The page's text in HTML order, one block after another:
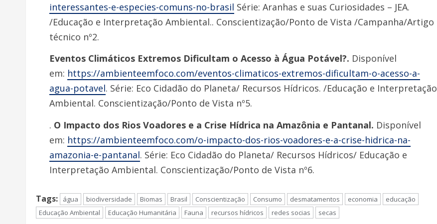
interessantes-e-especies-comuns-no-brasil Série: Aranhas e suas Curiosidades – JEA.
/Educação e Interpretação Ambiental.. Conscientização/Ponto de Vista /Campanha/Artigo
técnico nº2.
Eventos Climáticos Extremos Dificultam o Acesso à Água Potável?. Disponível
em: https://ambienteemfoco.com/eventos-climaticos-extremos-dificultam-o-acesso-a-
agua-potavel. Série: Eco Cidadão do Planeta/ Recursos Hídricos. /Educação e Interpretação
Ambiental. Conscientização/Ponto de Vista nº5.
. O Impacto dos Rios Voadores e a Crise Hídrica na Amazônia e Pantanal. Disponível
em: https://ambienteemfoco.com/o-impacto-dos-rios-voadores-e-a-crise-hidrica-na-
amazonia-e-pantanal. Série: Eco Cidadão do Planeta/ Recursos Hídricos/ Educação e
Interpretação Ambiental. Conscientização/Ponto de Vista nº6.
Tags: água biodiversidade Biomas Brasil Conscientização Consumo desmatamentos economia
educação
Educação Ambiental
Educação Humanitária Fauna recursos hídricos redes socias secas